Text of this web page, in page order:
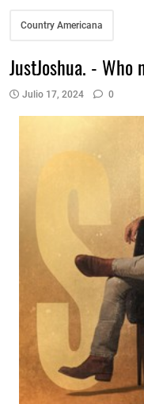
Country Americana
JustJoshua. - Who
Julio 17, 2024 0